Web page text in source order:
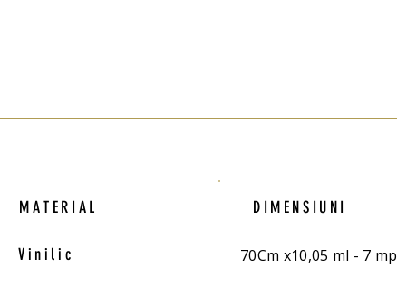
MATERIAL
Vinilic
DIMENSIUNI
70Cm x10,05 ml - 7 mp